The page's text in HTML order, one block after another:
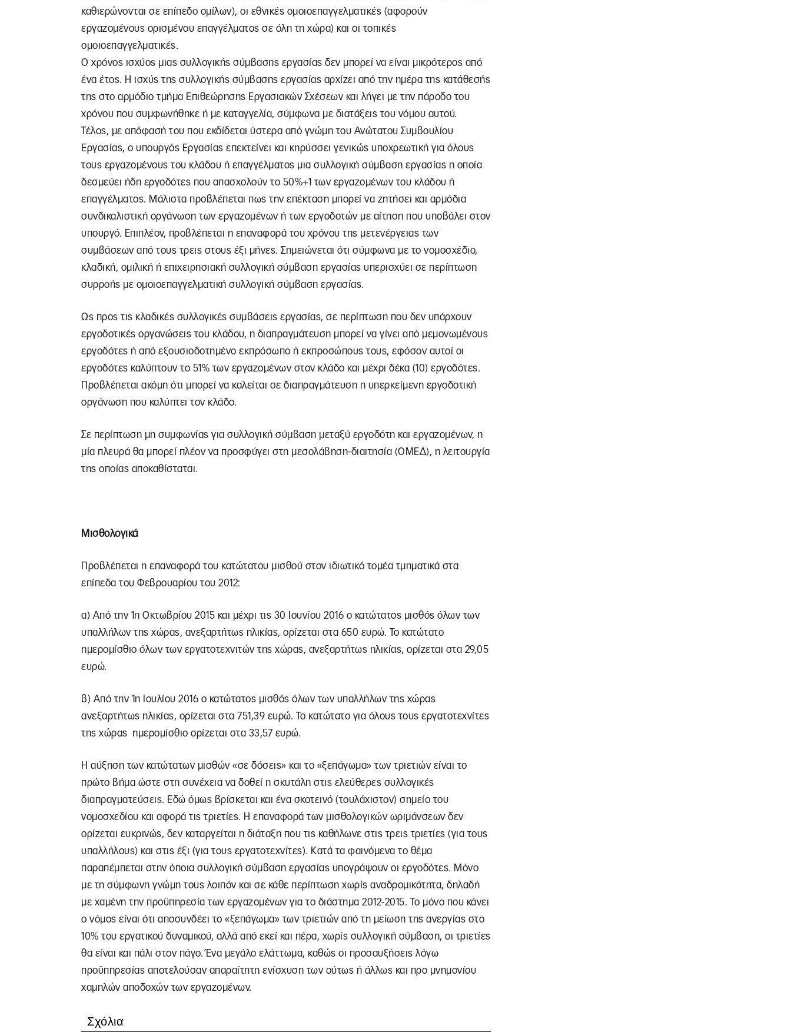
καθιερώνονται σε επίπεδο ομίλων), οι εθνικές ομοιοεπαγγελματικές (αφορούν
εργαζομένους ορισμένου επαγγέλματος σε όλη τη χώρα) και οι τοπικές
ομοιοεπαγγελματικές.
Ο χρόνος ισχύος μιας συλλογικής σύμβασης εργασίας δεν μπορεί να είναι μικρότερος από
ένα έτος. Η ισχύς της συλλογικής σύμβασης εργασίας αρχίζει από την ημέρα της κατάθεσής
της στο αρμόδιο τμήμα Επιθεώρησης Εργασιακών Σχέσεων και λήγει με την πάροδο του
χρόνου που συμφωνήθηκε ή με καταγγελία, σύμφωνα με διατάξεις του νόμου αυτού.
Τέλος, με απόφασή του που εκδίδεται ύστερα από γνώμη του Ανώτατου Συμβουλίου
Εργασίας, ο υπουργός Εργασίας επεκτείνει και κηρύσσει γενικώς υποχρεωτική για όλους
τους εργαζομένους του κλάδου ή επαγγέλματος μια συλλογική σύμβαση εργασίας η οποία
δεσμεύει ήδη εργοδότες που απασχολούν το 50%+1 των εργαζομένων του κλάδου ή
επαγγέλματος. Μάλιστα προβλέπεται πως την επέκταση μπορεί να ζητήσει και αρμόδια
συνδικαλιστική οργάνωση των εργαζομένων ή των εργοδοτών με αίτηση που υποβάλει στον
υπουργό. Επιπλέον, προβλέπεται η επαναφορά του χρόνου της μετενέργειας των
συμβάσεων από τους τρεις στους έξι μήνες. Σημειώνεται ότι σύμφωνα με το νομοσχέδιο,
κλαδική, ομιλική ή επιχειρησιακή συλλογική σύμβαση εργασίας υπερισχύει σε περίπτωση
συρροής με ομοιοεπαγγελματική συλλογική σύμβαση εργασίας.
Ως προς τις κλαδικές συλλογικές συμβάσεις εργασίας, σε περίπτωση που δεν υπάρχουν
εργοδοτικές οργανώσεις του κλάδου, η διαπραγμάτευση μπορεί να γίνει από μεμονωμένους
εργοδότες ή από εξουσιοδοτημένο εκπρόσωπο ή εκπροσώπους τους, εφόσον αυτοί οι
εργοδότες καλύπτουν το 51% των εργαζομένων στον κλάδο και μέχρι δέκα (10) εργοδότες.
Προβλέπεται ακόμη ότι μπορεί να καλείται σε διαπραγμάτευση η υπερκείμενη εργοδοτική
οργάνωση που καλύπτει τον κλάδο.
Σε περίπτωση μη συμφωνίας για συλλογική σύμβαση μεταξύ εργοδότη και εργαζομένων, η
μία πλευρά θα μπορεί πλέον να προσφύγει στη μεσολάβηση-διαιτησία (ΟΜΕΔ), η λειτουργία
της οποίας αποκαθίσταται.
Μισθολογικά
Προβλέπεται η επαναφορά του κατώτατου μισθού στον ιδιωτικό τομέα τμηματικά στα
επίπεδα του Φεβρουαρίου του 2012:
α) Από την 1η Οκτωβρίου 2015 και μέχρι τις 30 Ιουνίου 2016 ο κατώτατος μισθός όλων των
υπαλλήλων της χώρας, ανεξαρτήτως ηλικίας, ορίζεται στα 650 ευρώ. Το κατώτατο
ημερομίσθιο όλων των εργατοτεχνιτών της χώρας, ανεξαρτήτως ηλικίας, ορίζεται στα 29,05
ευρώ.
β) Από την 1η Ιουλίου 2016 ο κατώτατος μισθός όλων των υπαλλήλων της χώρας
ανεξαρτήτως ηλικίας, ορίζεται στα 751,39 ευρώ. Το κατώτατο για όλους τους εργατοτεχνίτες
της χώρας ημερομίσθιο ορίζεται στα 33,57 ευρώ.
Η αύξηση των κατώτατων μισθών «σε δόσεις» και το «ξεπάγωμα» των τριετιών είναι το
πρώτο βήμα ώστε στη συνέχεια να δοθεί η σκυτάλη στις ελεύθερες συλλογικές
διαπραγματεύσεις. Εδώ όμως βρίσκεται και ένα σκοτεινό (τουλάχιστον) σημείο του
νομοσχεδίου και αφορά τις τριετίες. Η επαναφορά των μισθολογικών ωριμάνσεων δεν
ορίζεται ευκρινώς, δεν καταργείται η διάταξη που τις καθήλωνε στις τρεις τριετίες (για τους
υπαλλήλους) και στις έξι (για τους εργατοτεχνίτες). Κατά τα φαινόμενα το θέμα
παραπέμπεται στην όποια συλλογική σύμβαση εργασίας υπογράψουν οι εργοδότες. Μόνο
με τη σύμφωνη γνώμη τους λοιπόν και σε κάθε περίπτωση χωρίς αναδρομικότητα, δηλαδή
με χαμένη την προϋπηρεσία των εργαζομένων για το διάστημα 2012-2015. Το μόνο που κάνει
ο νόμος είναι ότι αποσυνδέει το «ξεπάγωμα» των τριετιών από τη μείωση της ανεργίας στο
10% του εργατικού δυναμικού, αλλά από εκεί και πέρα, χωρίς συλλογική σύμβαση, οι τριετίες
θα είναι και πάλι στον πάγο. Ένα μεγάλο ελάττωμα, καθώς οι προσαυξήσεις λόγω
προϋπηρεσίας αποτελούσαν απαραίτητη ενίσχυση των ούτως ή άλλως και προ μνημονίου
χαμηλών αποδοχών των εργαζομένων.
Σχόλια